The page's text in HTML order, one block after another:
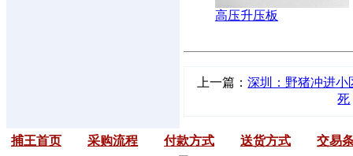
高压升压板
上一篇：深圳：野猪冲进小
死
捕王首页 采购流程 付款方式 送货方式 交易